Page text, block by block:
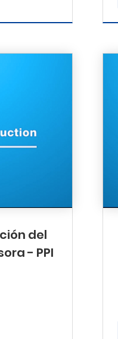
del
- PPI